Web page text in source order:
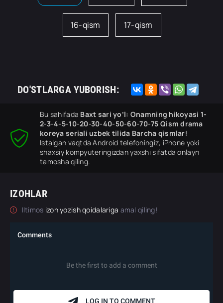
16-qism 17-qism
DO'STLARGA YUBORISH:
Bu sahifada Baxt sari yo‘l: Onamning hikoyasi 1-
2-3-4-5-10-20-30-40-50-60-70-75 Qism drama
koreya seriali uzbek tilida Barcha qismlar!
Istalgan vaqtda Android telefoningiz, iPhone yoki
shaxsiy kompyuteringizdan yaxshi sifatda onlayn
tamosha qiling.
IZOHLAR
Iltimos izoh yozish qoidalariga amal qiling!